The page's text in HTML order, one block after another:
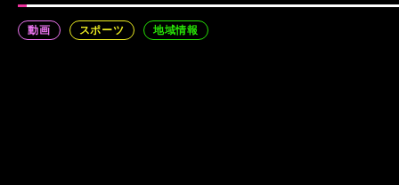
動画 スポーツ 地域情報